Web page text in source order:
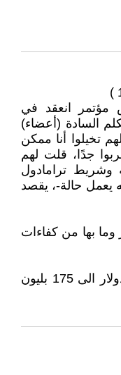
انعقد في
السادة (أعضاء)
تخيلوا أنا ممكن
استغربوا جدًا، قلت لهم
البانجو) و20 جنيه وشريط ترامادول
يعمل حالة-، يقصد
بها من كفاءات
ارتفع الدين الخارجي من 45 بليون دولار الى 175 بليون